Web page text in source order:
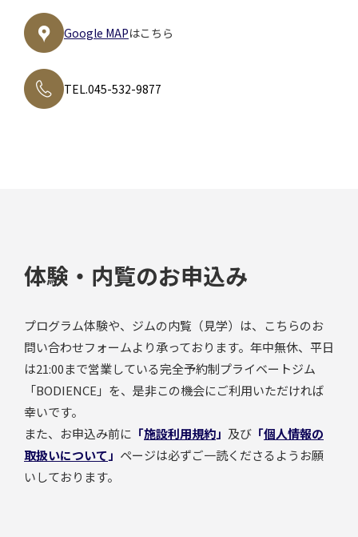
Google MAPはこちら
TEL.045-532-9877
体験・内覧のお申込み
プログラム体験や、ジムの内覧（見学）は、こちらのお
問い合わせフォームより承っております。年中無休、平日
は21:00まで営業している完全予約制プライベートジム
「BODIENCE」を、是非この機会にご利用いただければ
幸いです。
また、お申込み前に 「施設利用規約」 及び 「個人情報の
取扱いについて」 ページは必ずご一読くださるようお願
いしております。